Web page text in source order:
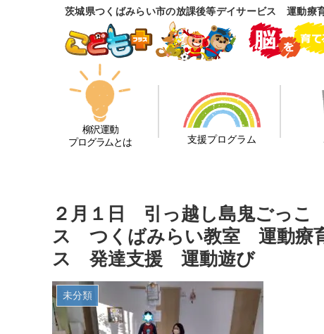
茨城県つくばみらい市の放課後等デイサービス 運動療
柳沢運動
プログラムとは
支援プログラム
２月１日 引っ越し島鬼ごっ
ス つくばみらい教室 運動療
ス 発達支援 運動遊び
未分類